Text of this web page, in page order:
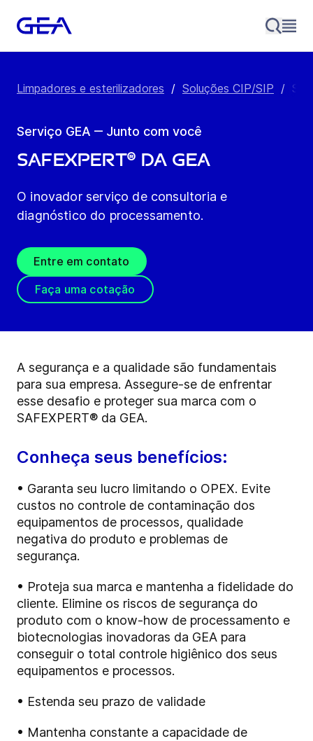
Limpadores e esterilizadores / Soluções CIP/SIP /
Serviço GEA ‒ Junto com você
SAFEXPERT® da GEA
O inovador serviço de consultoria e
diagnóstico do processamento.
Entre em contato
Faça uma cotação
A segurança e a qualidade são fundamentais
para sua empresa. Assegure-se de enfrentar
esse desafio e proteger sua marca com o
SAFEXPERT® da GEA.
Conheça seus benefícios:
• Garanta seu lucro limitando o OPEX. Evite
custos no controle de contaminação dos
equipamentos de processos, qualidade
negativa do produto e problemas de
segurança.
• Proteja sua marca e mantenha a fidelidade do
cliente. Elimine os riscos de segurança do
produto com o know-how de processamento e
biotecnologias inovadoras da GEA para
conseguir o total controle higiênico dos seus
equipamentos e processos.
• Estenda seu prazo de validade
• Mantenha constante a capacidade de